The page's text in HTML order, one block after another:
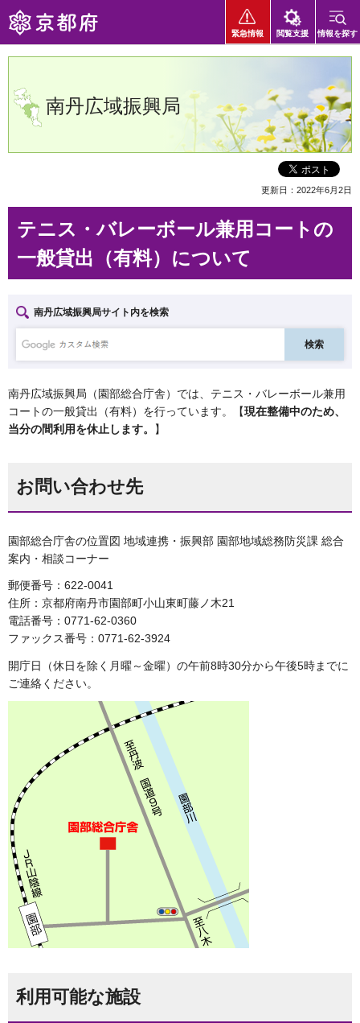
京都府
緊急情報 閲覧支援 情報を探す
南丹広域振興局
更新日：2022年6月2日
テニス・バレーボール兼用コートの
一般貸出（有料）について
南丹広域振興局サイト内を検索
南丹広域振興局（園部総合庁舎）では、テニス・バレーボール兼用
コートの一般貸出（有料）を行っています。【現在整備中のため、
当分の間利用を休止します。
】
お問い合わせ先
園部総合庁舎の位置図 地域連携・振興部 園部地域総務防災課 総合
案内・相談コーナー
郵便番号：622-0041
住所：京都府南丹市園部町小山東町藤ノ木21
電話番号：0771-62-0360
ファックス番号：0771-62-3924
開庁日（休日を除く月曜～金曜）の午前8時30分から午後5時までに
ご連絡ください。
利用可能な施設